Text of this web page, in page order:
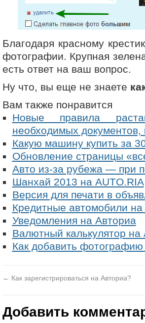
Благодаря красному
фотографии. Крупная
есть ответ на ваш вопрос.
Ну что, вы еще не знаете
Вам также понравится
Новые правила
необходимых документов,
Какую машину купить за
Обновление страницы
Авто из-за рубежа — при
Шанхай 2013 на AUTO.RIA
Версия для печати в
Кредитные автомобили на
Уведомления на Авториа
Валютный калькулятор на
Как добавить
← Как зарегистрироваться на Авториа?
Добавить